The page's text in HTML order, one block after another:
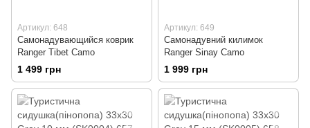
Артикул: 648
Самонадувающийся коврик
Ranger Tibet Camo
1 499 грн
Артикул: 649
Самонадувний килимок
Ranger Sinay Camo
1 999 грн